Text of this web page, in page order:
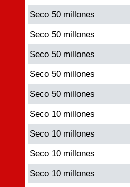
Seco 50 millones
Seco 50 millones
Seco 50 millones
Seco 50 millones
Seco 50 millones
Seco 10 millones
Seco 10 millones
Seco 10 millones
Seco 10 millones